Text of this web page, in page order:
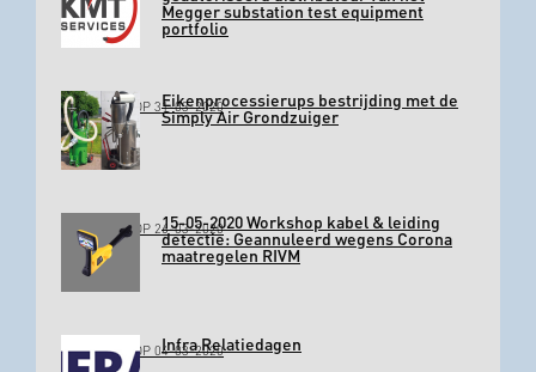
Megger substation test equipment
portfolio
GEPLAATST OP 31-03-2020Eikenprocessierups bestrijding met de
Simply Air Grondzuiger
GEPLAATST OP 26-03-202015-05-2020 Workshop kabel & leiding
detectie: Geannuleerd wegens Corona
maatregelen RIVM
GEPLAATST OP 04-03-2020Infra Relatiedagen